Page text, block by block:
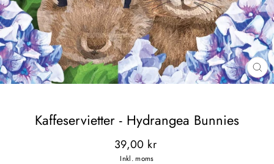
Kaffeservietter - Hydrangea Bunnies
Normal
pris
39,00 kr
Inkl. moms